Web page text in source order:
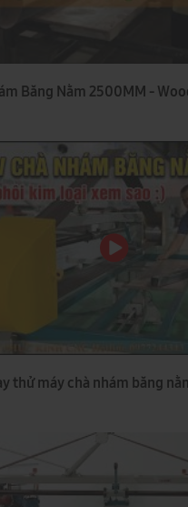
Băng Nằm 2500MM -
thử máy chà nhám băng